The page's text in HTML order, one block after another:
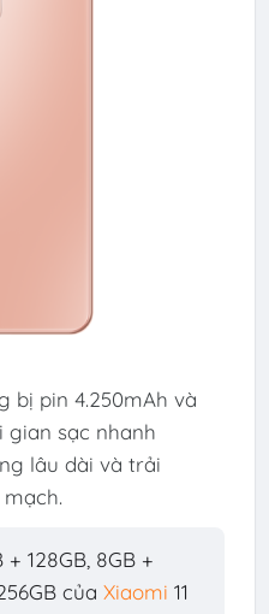
bị pin 4.250mAh và
gian sạc nhanh
lâu dài và trải
128GB, 8GB +
củaXiaomi 11